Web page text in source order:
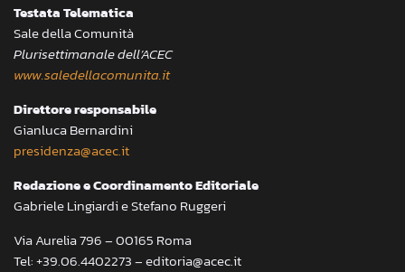
Testata Telematica
Sale della Comunità
Plurisettimanale dell’ACEC
www.saledellacomunita.it
Direttore responsabile
Gianluca Bernardini
presidenza@acec.it
Redazione e Coordinamento Editoriale
Gabriele Lingiardi e Stefano Ruggeri
Via Aurelia 796 – 00165 Roma
Tel: +39.06.4402273 – editoria@acec.it